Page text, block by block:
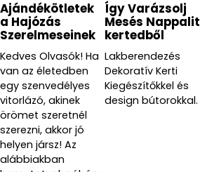
Ajándékötletek
a Hajózás
Szerelmeseinek
Kedves Olvasók! Ha
van az életedben
egy szenvedélyes
vitorlázó, akinek
örömet szeretnél
szerezni, akkor jó
helyen jársz! Az
alábbiakban
Így Varázsolj
Mesés Nappalit
kertedből
Lakberendezés
Dekoratív Kerti
Kiegészítőkkel és
design bútorokkal.